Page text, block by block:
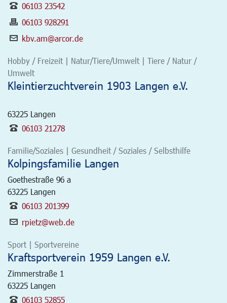
06103 23542
06103 928291
kbv.am@arcor.de
Hobby / Freizeit | Natur/Tiere/Umwelt | Tiere / Natur /
Umwelt
Kleintierzuchtverein 1903 Langen e.V.
63225 Langen
06103 21278
Familie/Soziales | Gesundheit / Soziales / Selbsthilfe
Kolpingsfamilie Langen
Goethestraße 96 a
63225 Langen
06103 201399
rpietz@web.de
Sport | Sportvereine
Kraftsportverein 1959 Langen e.V.
Zimmerstraße 1
63225 Langen
06103 52855